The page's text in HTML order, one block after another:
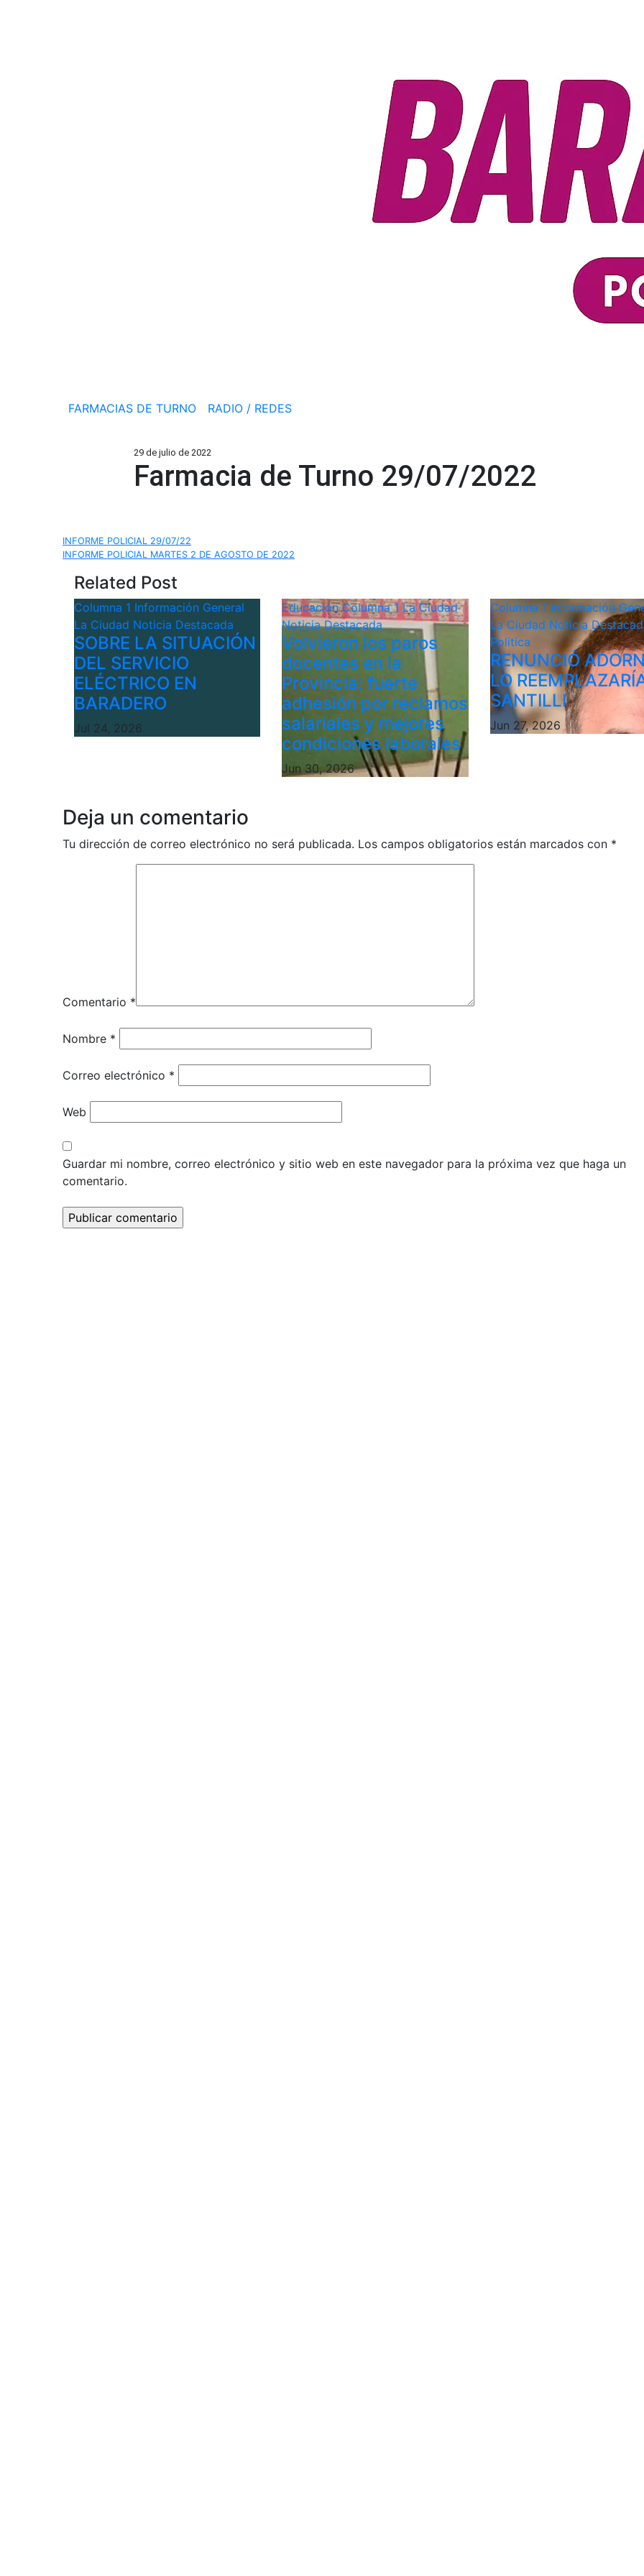
FARMACIAS DE TURNO RADIO / REDES
29 de julio de 2022
Farmacia de Turno 29/07/2022
Navegación
de
entradas
INFORME POLICIAL 29/07/22
INFORME POLICIAL MARTES 2 DE AGOSTO DE 2022
Related Post
Columna 1 Información General
La Ciudad Noticia Destacada
SOBRE LA SITUACIÓN
DEL SERVICIO
ELÉCTRICO EN
BARADERO
Jul 24, 2026
EducaciónColumna 1 La Ciudad
Noticia Destacada
Volvieron los paros
docentes en la
Provincia: fuerte
adhesión por reclamos
salariales y mejores
condiciones laborales
Jun 30, 2026
Columna 1 Información
La Ciudad Noticia
Politica
RENUNCIÓ
LO
SANTILLI
Jun 27, 2026
Deja un comentario
Tu dirección de correo electrónico no será publicada. Los campos obligatorios están marcados con *
Comentario *
Nombre *
Correo electrónico *
Web
Guardar mi nombre, correo electrónico y sitio web en este navegador para la próxima vez que haga un
comentario.